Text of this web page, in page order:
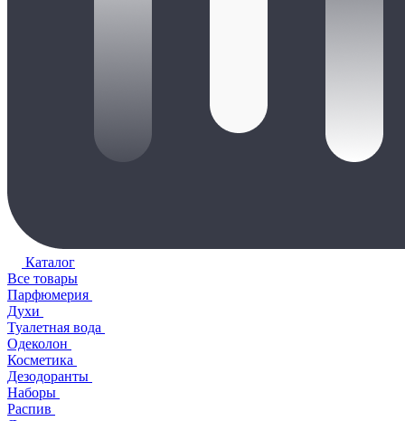
Каталог
Все товары
Парфюмерия
Духи
Туалетная вода
Одеколон
Косметика
Дезодоранты
Наборы
Распив